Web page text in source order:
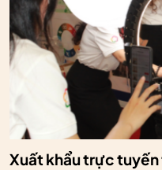
Xuất khẩu trực